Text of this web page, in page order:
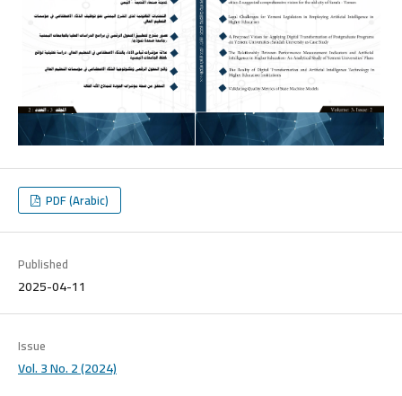
PDF (Arabic)
Published
2025-04-11
Issue
Vol. 3 No. 2 (2024)